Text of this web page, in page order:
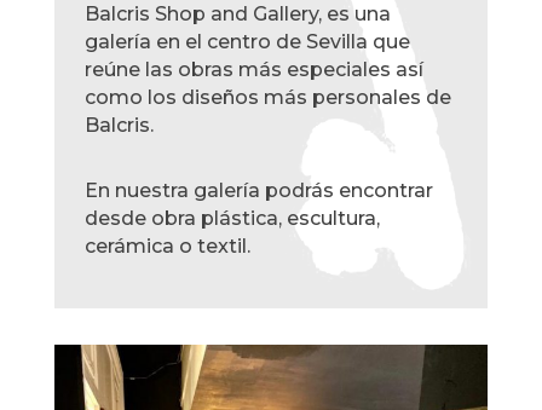
Balcris Shop and Gallery, es una
galería en el centro de Sevilla que
reúne las obras más especiales así
como los diseños más personales de
Balcris.
En nuestra galería podrás encontrar
desde obra plástica, escultura,
cerámica o textil.